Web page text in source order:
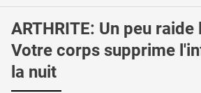
ARTHRITE: Un peu raide
Votre corps supprime
la nuit